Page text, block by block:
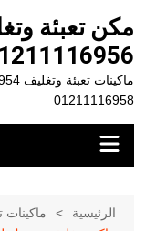
المحتوى– 01211116958
01211116958
الرئيسية